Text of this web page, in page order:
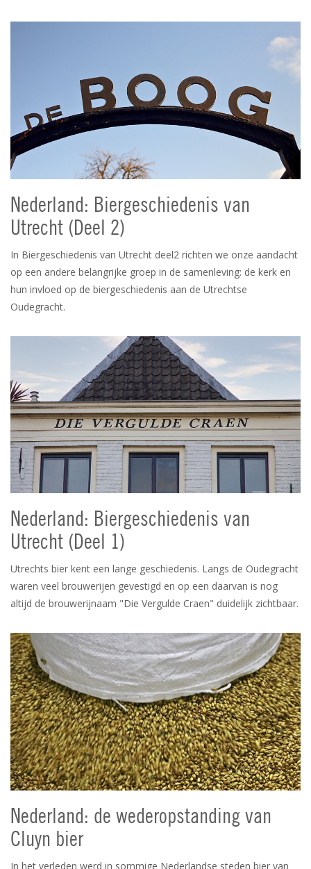
Nederland: Biergeschiedenis van
Utrecht (Deel 2)
In Biergeschiedenis van Utrecht deel2 richten we onze aandacht
op een andere belangrijke groep in de samenleving: de kerk en
hun invloed op de biergeschiedenis aan de Utrechtse
Oudegracht.
Nederland: Biergeschiedenis van
Utrecht (Deel 1)
Utrechts bier kent een lange geschiedenis. Langs de Oudegracht
waren veel brouwerijen gevestigd en op een daarvan is nog
altijd de brouwerijnaam "Die Vergulde Craen" duidelijk zichtbaar.
Nederland: de wederopstanding van
Cluyn bier
In het verleden werd in sommige Nederlandse steden bier van